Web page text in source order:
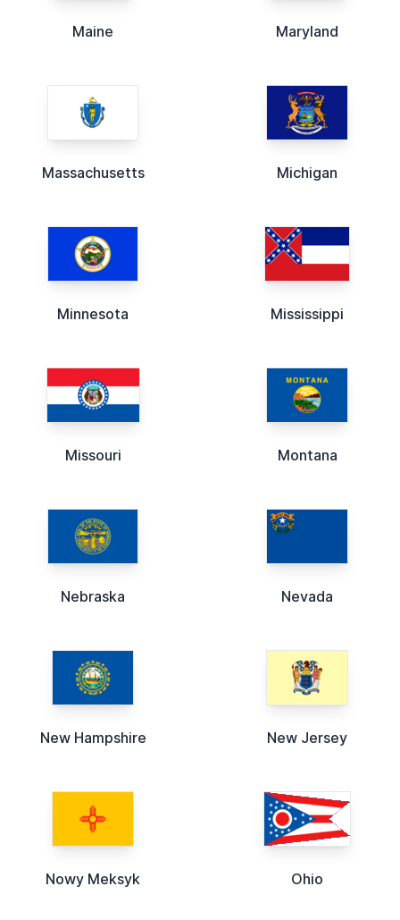
Maine Maryland
Massachusetts Michigan
Minnesota Mississippi
Missouri Montana
Nebraska Nevada
New Hampshire New Jersey
Nowy Meksyk Ohio